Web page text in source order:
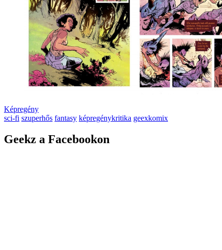
Képregény
sci-fi szuperhős fantasy képregénykritika geexkomix
Geekz a Facebookon